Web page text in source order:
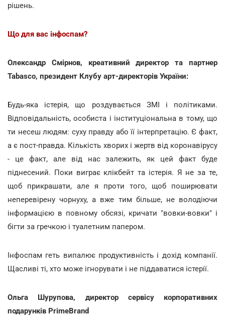
рішень.
Що для вас інфоспам?
Олександр Смірнов, креативний директор та партнер
Tabasco, президент Клубу арт-директорів України:
Будь-яка істерія, що роздувається ЗМІ і політиками.
Відповідальність, особиста і інституціональна в тому, що
ти несеш людям: суху правду або її інтерпретацію. Є факт,
а є пост-правда. Кількість хворих і жертв від коронавірусу
- це факт, але від нас залежить, як цей факт буде
піднесений. Поки виграє клікбейт та істерія. Я не за те,
щоб прикрашати, але я проти того, щоб поширювати
неперевірену чорнуху, а вже тим більше, не володіючи
інформацією в повному обсязі, кричати "вовки-вовки" і
бігти за гречкою і туалетним папером.
Інфоспам геть випалює продуктивність і дохід компанії.
Щасливі ті, хто може ігнорувати і не піддаватися істерії.
Ольга Шурупова, директор сервісу корпоративних
подарунків PrimeBrand